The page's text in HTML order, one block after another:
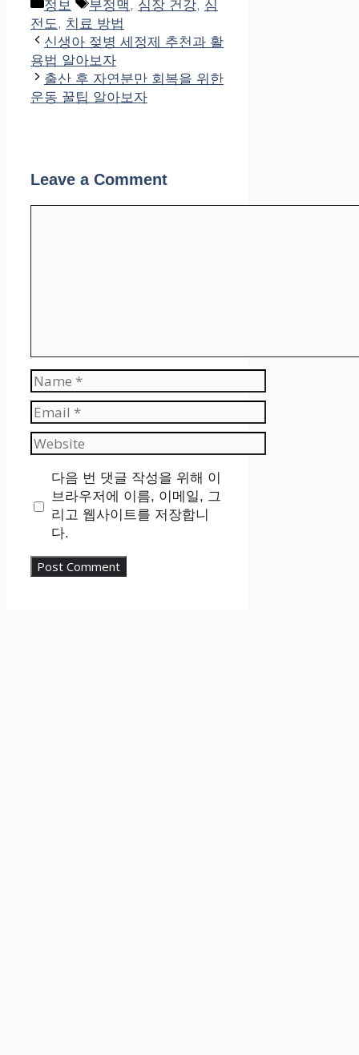
정보 부정맥, 심장 건강, 심
전도, 치료 방법
신생아 젖병 세정제 추천과 활
용법 알아보자
출산 후 자연분만 회복을 위한
운동 꿀팁 알아보자
Leave a Comment
Name
Email
Website
다음 번 댓글 작성을 위해 이
브라우저에 이름, 이메일, 그
리고 웹사이트를 저장합니
다.